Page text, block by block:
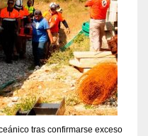
tras confirmarse exceso